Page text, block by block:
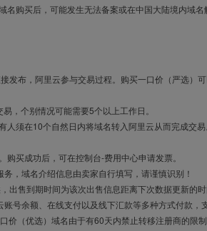
购买后，可能发生无法备案或在中国大陆境内域
发布，阿里云参与交易过程。购买一口价（严选）
，个别情况可能需要5个以上工作日。
须在10个自然日内将域名转入阿里云从而完成交
买成功后，可在控制台-费用中心申请发票。
，域名介绍信息由卖家自行填写，请谨慎识别！
出售到期时间为该次出售信息距离下次数据更新的
号余额、在线支付以及线下汇款等多种方式付款，
价（优选）域名由于有60天内禁止转移注册商的限